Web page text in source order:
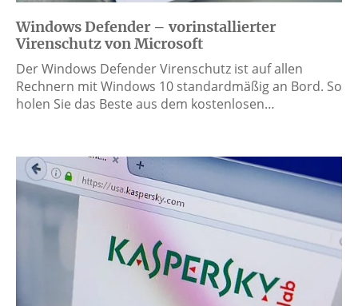
Windows Defender – vorinstallierter
Virenschutz von Microsoft
Der Windows Defender Virenschutz ist auf allen
Rechnern mit Windows 10 standardmäßig an Bord. So
holen Sie das Beste aus dem kostenlosen…